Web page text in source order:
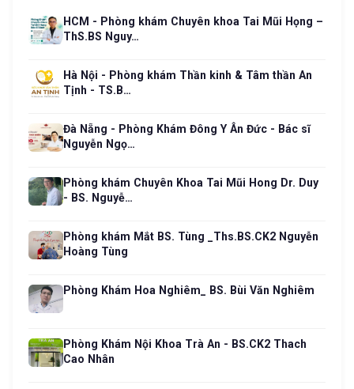
HCM - Phòng khám Chuyên khoa Tai Mũi Họng –
ThS.BS Nguy…
Hà Nội - Phòng khám Thần kinh & Tâm thần An
Tịnh - TS.B…
Đà Nẵng - Phòng Khám Đông Y Ân Đức - Bác sĩ
Nguyễn Ngọ…
Phòng khám Chuyên Khoa Tai Mũi Hong Dr. Duy
- BS. Nguyễ…
Phòng khám Mắt BS. Tùng _Ths.BS.CK2 Nguyễn
Hoàng Tùng
Phòng Khám Hoa Nghiêm_ BS. Bùi Văn Nghiêm
Phòng Khám Nội Khoa Trà An - BS.CK2 Thach
Cao Nhân